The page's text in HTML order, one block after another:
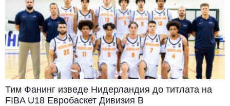
Тим Фанинг изведе Нидерландия до титлата на
FIBA U18 Евробаскет Дивизия B